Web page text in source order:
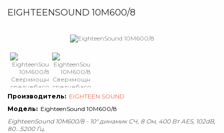
EIGHTEENSOUND 10M600/8
Производитель: EIGHTEEN SOUND
Модель: EighteenSound 10M600/8
EighteenSound 10M600/8 - 10" динамик СЧ, 8 Ом, 400 Вт AES, 102dB,
80...5200 Гц.